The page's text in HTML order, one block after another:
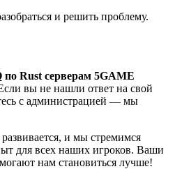
и решить проблему.
по Rust серверам 5GAME
вы не нашли ответ на свой
с администрацией — мы
и мы стремимся
для всех наших игроков. Ваши
нам становиться лучше!